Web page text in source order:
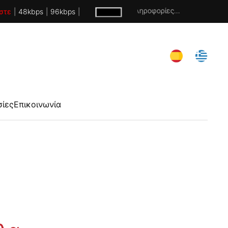
48kbps 96kbps Χωρίς πληροφορίες...
Επικοινωνία